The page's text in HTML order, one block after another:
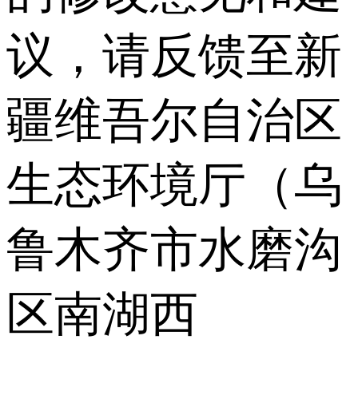
议，请反馈至新
疆维吾尔自治区
生态环境厅（乌
鲁木齐市水磨沟
区南湖西